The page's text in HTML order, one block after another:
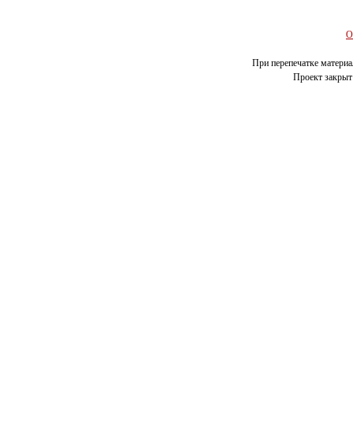
О
При перепечатке
Проект закрыт